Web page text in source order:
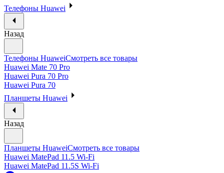
Телефоны Huawei
Назад
Телефоны HuaweiСмотреть все товары
Huawei Mate 70 Pro
Huawei Pura 70 Pro
Huawei Pura 70
Планшеты Huawei
Назад
Планшеты HuaweiСмотреть все товары
Huawei MatePad 11.5 Wi-Fi
Huawei MatePad 11.5S Wi-Fi